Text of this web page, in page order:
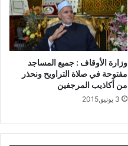
وزارة الأوقاف : جميع المساجد
مفتوحة في صلاة التراويح ونحذر
من أكاذيب المرجفين
3 يونيو,2015